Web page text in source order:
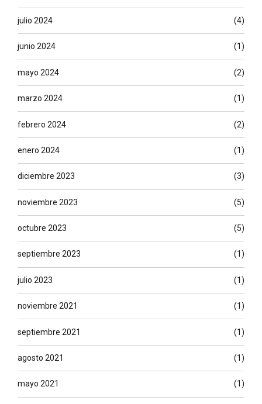
julio 2024 (4)
junio 2024 (1)
mayo 2024 (2)
marzo 2024 (1)
febrero 2024 (2)
enero 2024 (1)
diciembre 2023 (3)
noviembre 2023 (5)
octubre 2023 (5)
septiembre 2023 (1)
julio 2023 (1)
noviembre 2021 (1)
septiembre 2021 (1)
agosto 2021 (1)
mayo 2021 (1)